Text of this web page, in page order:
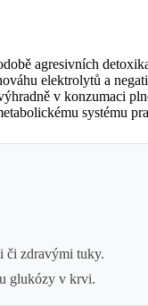
agresivních
elektrolytů a
v konzumaci
systému
či zdravými tuky.
glukózy v krvi.